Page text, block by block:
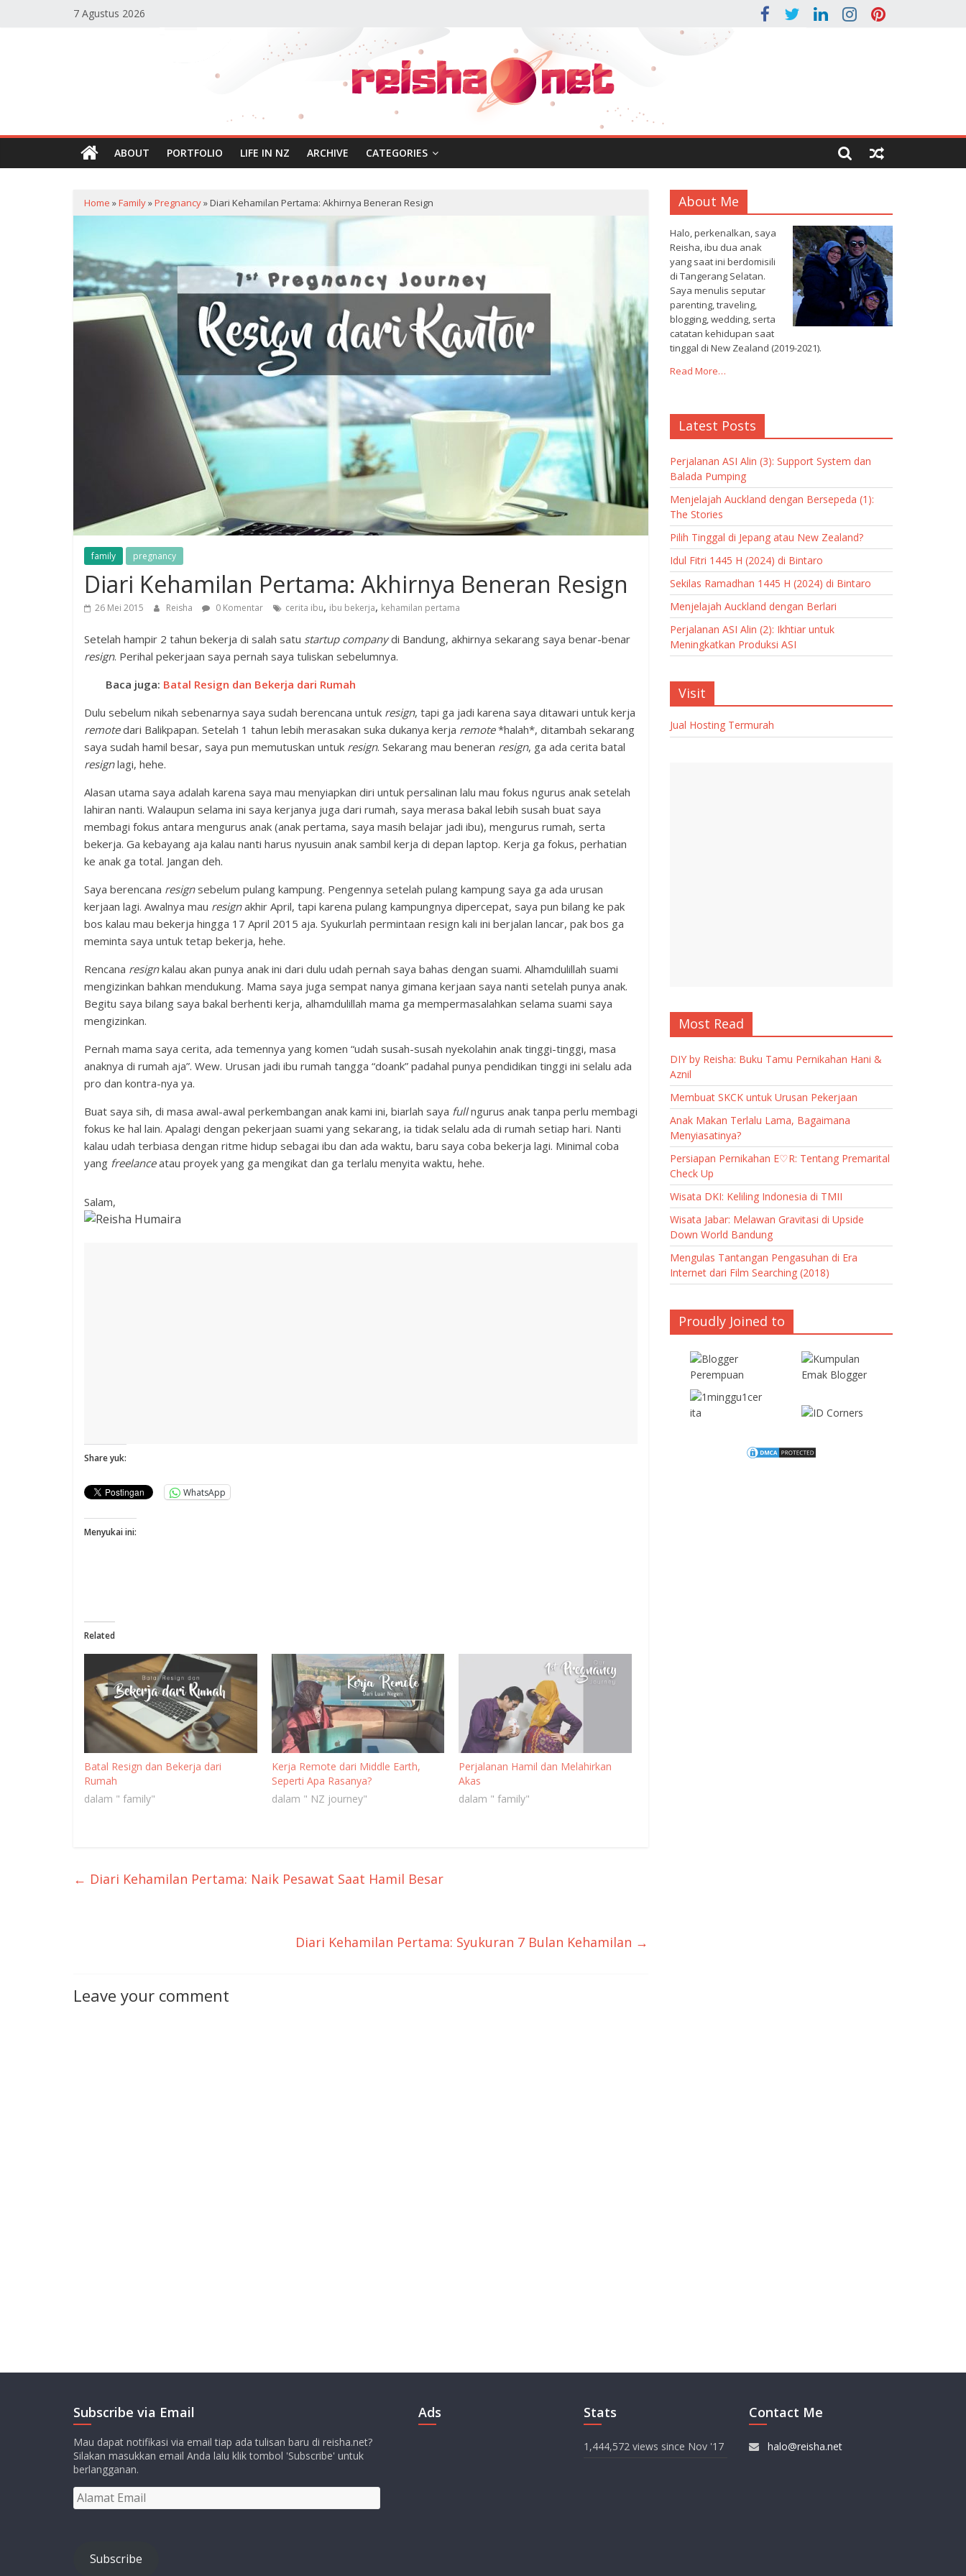
7 Agustus 2026
Personal
Reisha
ABOUT PORTFOLIO LIFE IN NZ ARCHIVE CATEGORIES
Home »Family»Pregnancy»Diari Kehamilan Pertama: Akhirnya Beneran Resign
family pregnancy
Diari Kehamilan Pertama: Akhirnya Beneran Resign
26 Mei 2015 Reisha 0 Komentar cerita ibu, ibu bekerja, kehamilan pertama
Setelah hampir 2 tahun bekerja di salah satu startup companydi Bandung, akhirnya sekarang saya benar-benar
resign. Perihal pekerjaan saya pernah saya tuliskan sebelumnya.
Baca juga: Batal Resign dan Bekerja dari Rumah
Dulu sebelum nikah sebenarnya saya sudah berencana untuk resign, tapi ga jadi karena saya ditawari untuk kerja
remotedari Balikpapan. Setelah 1 tahun lebih merasakan suka dukanya kerja remote*halah*, ditambah sekarang
saya sudah hamil besar, saya pun memutuskan untuk resign. Sekarang mau beneran resign, ga ada cerita batal
resignlagi, hehe.
Alasan utama saya adalah karena saya mau menyiapkan diri untuk persalinan lalu mau fokus ngurus anak setelah
lahiran nanti. Walaupun selama ini saya kerjanya juga dari rumah, saya merasa bakal lebih susah buat saya
membagi fokus antara mengurus anak (anak pertama, saya masih belajar jadi ibu), mengurus rumah, serta
bekerja. Ga kebayang aja kalau nanti harus nyusuin anak sambil kerja di depan laptop. Kerja ga fokus, perhatian
ke anak ga total. Jangan deh.
Saya berencana resignsebelum pulang kampung. Pengennya setelah pulang kampung saya ga ada urusan
kerjaan lagi. Awalnya mau resignakhir April, tapi karena pulang kampungnya dipercepat, saya pun bilang ke pak
bos kalau mau bekerja hingga 17 April 2015 aja. Syukurlah permintaan resign kali ini berjalan lancar, pak bos ga
meminta saya untuk tetap bekerja, hehe.
Rencana resignkalau akan punya anak ini dari dulu udah pernah saya bahas dengan suami. Alhamdulillah suami
mengizinkan bahkan mendukung. Mama saya juga sempat nanya gimana kerjaan saya nanti setelah punya anak.
Begitu saya bilang saya bakal berhenti kerja, alhamdulillah mama ga mempermasalahkan selama suami saya
mengizinkan.
Pernah mama saya cerita, ada temennya yang komen “udah susah-susah nyekolahin anak tinggi-tinggi, masa
anaknya di rumah aja”. Wew. Urusan jadi ibu rumah tangga “doank” padahal punya pendidikan tinggi ini selalu ada
pro dan kontra-nya ya.
Buat saya sih, di masa awal-awal perkembangan anak kami ini, biarlah saya fullngurus anak tanpa perlu membagi
fokus ke hal lain. Apalagi dengan pekerjaan suami yang sekarang, ia tidak selalu ada di rumah setiap hari. Nanti
kalau udah terbiasa dengan ritme hidup sebagai ibu dan ada waktu, baru saya coba bekerja lagi. Minimal coba
yang freelanceatau proyek yang ga mengikat dan ga terlalu menyita waktu, hehe.
Salam,
Share yuk:
WhatsApp
Menyukai ini:
Related
Batal Resign dan Bekerja dari
Rumah
dalam " family"
Kerja Remote dari Middle Earth,
Seperti Apa Rasanya?
dalam " NZ journey"
Perjalanan Hamil dan Melahirkan
Akas
dalam " family"
← Diari Kehamilan Pertama: Naik Pesawat Saat Hamil Besar
Diari Kehamilan Pertama: Syukuran 7 Bulan Kehamilan →
Leave your comment
About Me
Halo, perkenalkan, saya
Reisha, ibu dua anak
yang saat ini berdomisili
di Tangerang Selatan.
Saya menulis seputar
parenting, traveling,
blogging, wedding, serta
catatan kehidupan saat
tinggal di New Zealand (2019-2021).
Read More…
Latest Posts
Perjalanan ASI Alin (3): Support System dan
Balada Pumping
Menjelajah Auckland dengan Bersepeda (1):
The Stories
Pilih Tinggal di Jepang atau New Zealand?
Idul Fitri 1445 H (2024) di Bintaro
Sekilas Ramadhan 1445 H (2024) di Bintaro
Menjelajah Auckland dengan Berlari
Perjalanan ASI Alin (2): Ikhtiar untuk
Meningkatkan Produksi ASI
Visit
Jual Hosting Termurah
Most Read
DIY by Reisha: Buku Tamu Pernikahan Hani &
Aznil
Membuat SKCK untuk Urusan Pekerjaan
Anak Makan Terlalu Lama, Bagaimana
Menyiasatinya?
Persiapan Pernikahan E♡R: Tentang Premarital
Check Up
Wisata DKI: Keliling Indonesia di TMII
Wisata Jabar: Melawan Gravitasi di Upside
Down World Bandung
Mengulas Tantangan Pengasuhan di Era
Internet dari Film Searching (2018)
Proudly Joined to
Subscribe via Email
Mau dapat notifikasi via email tiap ada tulisan baru di reisha.net?
Silakan masukkan email Anda lalu klik tombol 'Subscribe' untuk
berlangganan.
Alamat
Email
Subscribe
Ads Stats
1,444,572 views since Nov '17
Contact Me